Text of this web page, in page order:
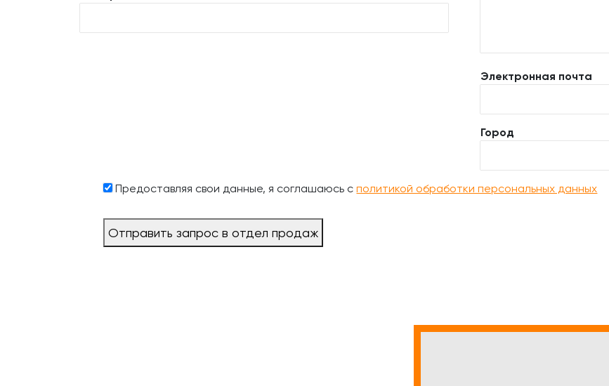
Электронная почта
Город
Предоставляя свои данные, я соглашаюсь сполитикой обработки персональных данных
Отправить запрос в отдел продаж